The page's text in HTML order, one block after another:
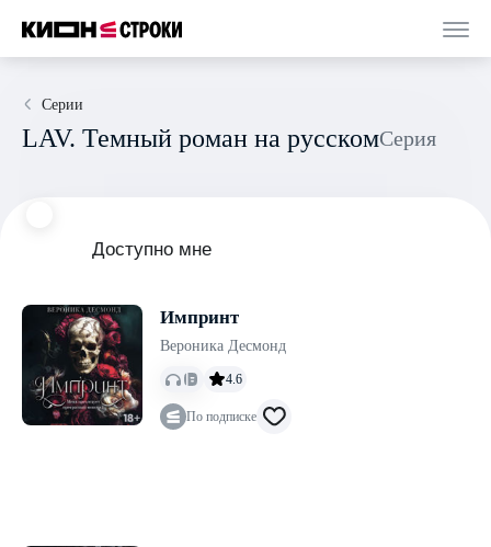
Серии
LAV. Темный роман на русском Серия
Доступно мне
Импринт
Вероника Десмонд
4.6
По подписке